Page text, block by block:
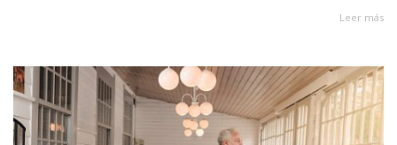
Leer más